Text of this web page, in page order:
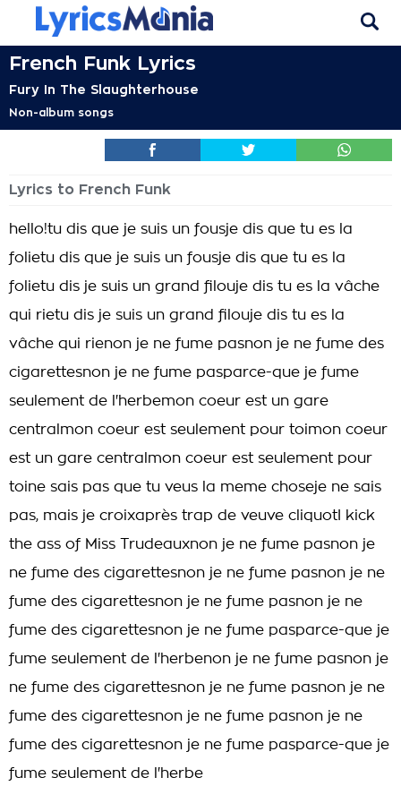
French Funk Lyrics
Fury In The Slaughterhouse
Non-album songs
Lyrics to French Funk
hello!tu dis que je suis un fousje dis que tu es la
folietu dis que je suis un fousje dis que tu es la
folietu dis je suis un grand filouje dis tu es la vâche
qui rietu dis je suis un grand filouje dis tu es la
vâche qui rienon je ne fume pasnon je ne fume des
cigarettesnon je ne fume pasparce-que je fume
seulement de l'herbemon coeur est un gare
centralmon coeur est seulement pour toimon coeur
est un gare centralmon coeur est seulement pour
toine sais pas que tu veus la meme choseje ne sais
pas, mais je croixaprès trap de veuve cliquotI kick
the ass of Miss Trudeauxnon je ne fume pasnon je
ne fume des cigarettesnon je ne fume pasnon je ne
fume des cigarettesnon je ne fume pasnon je ne
fume des cigarettesnon je ne fume pasparce-que je
fume seulement de l'herbenon je ne fume pasnon je
ne fume des cigarettesnon je ne fume pasnon je ne
fume des cigarettesnon je ne fume pasnon je ne
fume des cigarettesnon je ne fume pasparce-que je
fume seulement de l'herbe